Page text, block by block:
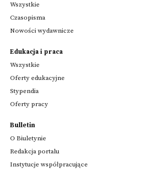
Wszystkie
Czasopisma
Nowości wydawnicze
Edukacja i praca
Wszystkie
Oferty edukacyjne
Stypendia
Oferty pracy
Bulletin
O Biuletynie
Redakcja portalu
Instytucje współpracujące